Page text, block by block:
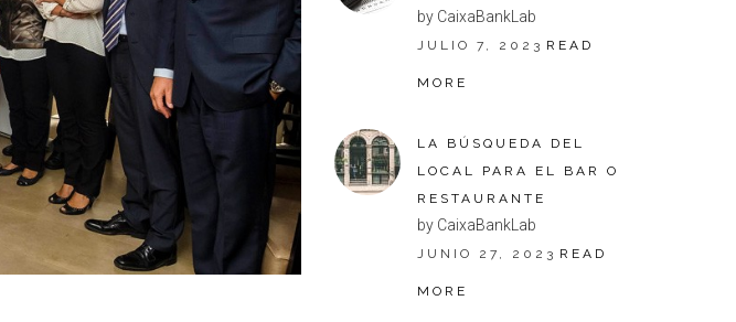
by CaixaBankLab
JULIO 7, 2023 READ
MORE
LA BÚSQUEDA DEL
LOCAL PARA EL BAR O
RESTAURANTE
by CaixaBankLab
JUNIO 27, 2023 READ
MORE